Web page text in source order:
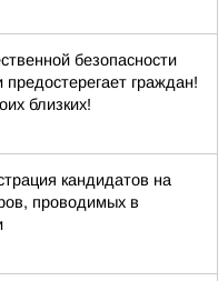
безопасности
предостерегает граждан!
близких!
кандидатов на
проводимых в